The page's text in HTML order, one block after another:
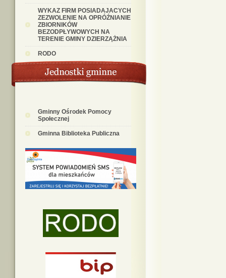
WYKAZ FIRM POSIADAJACYCH
ZEZWOLENIE NA OPRÓŹNIANIE
ZBIORNIKÓW
BEZODPŁYWOWYCH NA
TERENIE GMINY DZIERZĄŻNIA
RODO
Gminny Ośrodek Pomocy
Społecznej
Gminna Biblioteka Publiczna